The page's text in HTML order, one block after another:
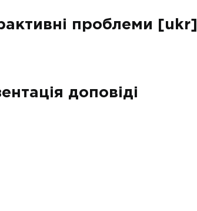
проблеми [ukr]
доповіді